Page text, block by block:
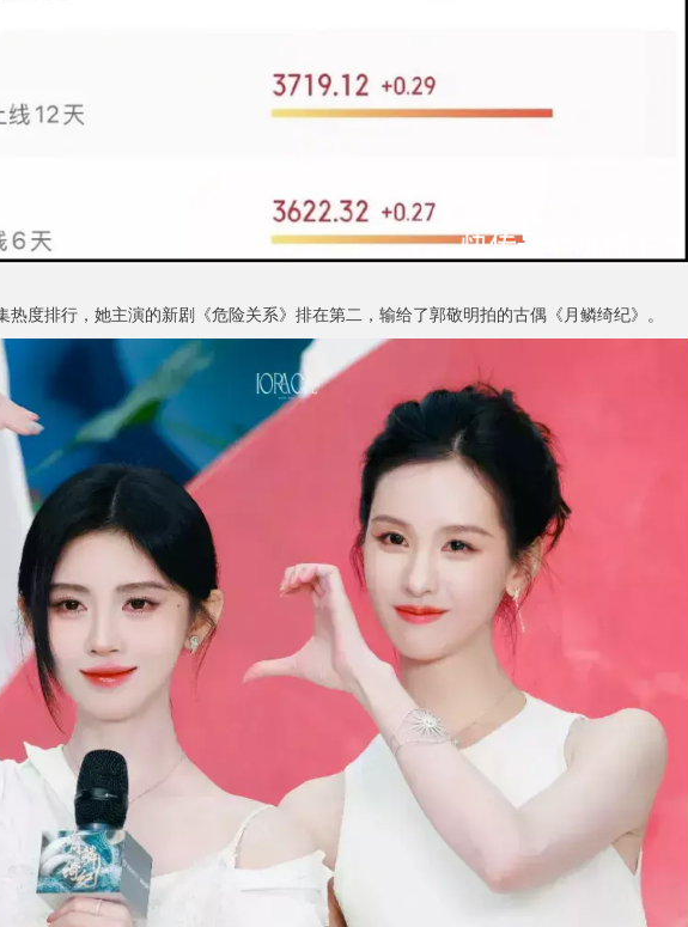
度排行，她主演的新剧《危险关系》排在第二，输给了郭敬明拍的古偶《月鳞绮纪》。